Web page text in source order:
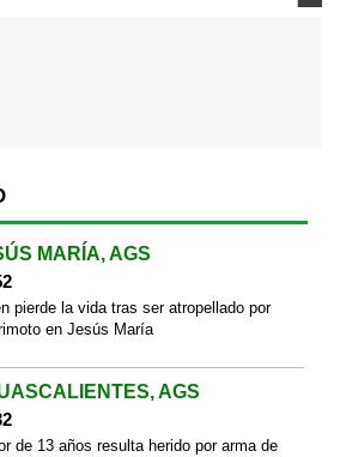
MARÍA, AGS
pierde la vida tras ser atropellado por
en Jesús María
AGS
de 13 años resulta herido por arma de